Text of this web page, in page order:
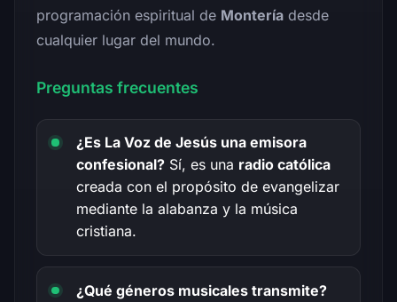
programación espiritual de Montería desde
cualquier lugar del mundo.
Preguntas frecuentes
¿Es La Voz de Jesús una emisora
confesional? Sí, es una radio católica
creada con el propósito de evangelizar
mediante la alabanza y la música
cristiana.
¿Qué géneros musicales transmite?